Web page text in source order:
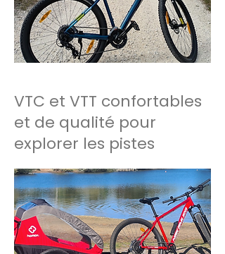
VTC et VTT confortables
et de qualité pour
explorer les pistes